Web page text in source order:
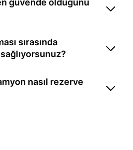
güvende olduğunu
sırasında
nasıl rezerve